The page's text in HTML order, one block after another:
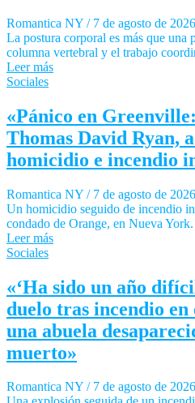
Romantica NY / 7 de agosto de 2026
La postura corporal es más que una
columna vertebral y el trabajo
Leer más
Sociales
«Pánico en
Thomas David Ryan,
homicidio e incendio
Romantica NY / 7 de agosto de 2026
Un homicidio seguido de incendio
condado de Orange, en Nueva
Leer más
Sociales
«‘Ha sido un año
duelo tras incendio
una abuela
muerto»
Romantica NY / 7 de agosto de 2026